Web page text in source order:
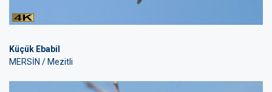
Küçük Ebabil
MERSİN / Mezitli